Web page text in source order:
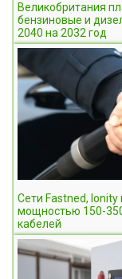
Великобритания
бензиновые и
2040 на 2032 год
Сети Fastned,
мощностью 150-
кабелей